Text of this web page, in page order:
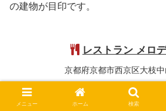
の建物が目印です。
レストラン メロ
京都府京都市西京区大枝
メニュー ホーム 検索